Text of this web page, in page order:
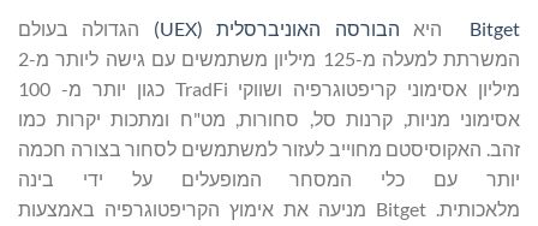
Bitget היא הבורסה האוניברסלית (UEX
) הגדולה בעולם
המשרתת למעלה מ-125 מיליון משתמשים עם גישה ליותר מ-2
מיליון אסימוני קריפטוגרפיה ושווקי TradFi כגון יותר מ- 100
אסימוני מניות, קרנות סל, סחורות, מט"ח ומתכות יקרות כמו
זהב. האקוסיסטם מחוייב לעזור למשתמשים לסחור בצורה חכמה
יותר עם כלי המסחר המופעלים על ידי בינה
מלאכותית. Bitget מניעה את אימוץ הקריפטוגרפיה באמצעות